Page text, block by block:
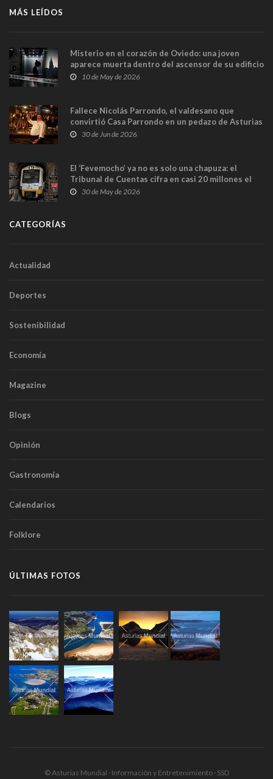
MÁS LEÍDOS
Misterio en el corazón de Oviedo: una joven
aparece muerta dentro del ascensor de su edificio
y las cámaras captan sus últimos minutos
10 de May de 2026
Fallece Nicolás Parrondo, el valdesano que
convirtió Casa Parrondo en un pedazo de Asturias
en Madrid
30 de Jun de 2026
El ‘Fevemocho’ ya no es solo una chapuza: el
Tribunal de Cuentas cifra en casi 20 millones el
sobrecoste de los trenes que no cabían por los
30 de May de 2026
CATEGORÍAS
Actualidad
Deportes
Sostenibilidad
Economía
Magazine
Blogs
Opinión
Gastronomía
Calendarios
Folklore
ÚLTIMAS FOTOS
© Asturias Mundial · Información y Entretenimiento · SSD